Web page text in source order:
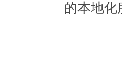
的本地化